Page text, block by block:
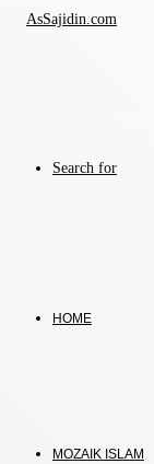
Search for
HOME
MOZAIK ISLAM